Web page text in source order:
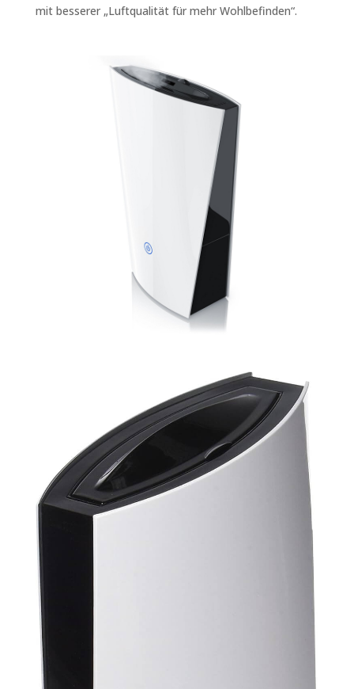
mit besserer „Luftqualität für mehr Wohlbefinden“.